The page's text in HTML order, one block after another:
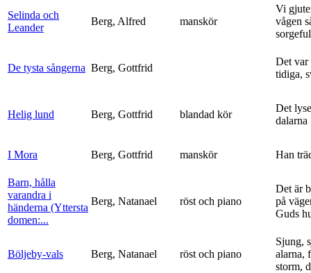
Selinda och
Leander
Berg, Alfred manskör
Vi
vågen
De tysta sångerna Berg, Gottfrid
Det var
tidiga,
Helig lund Berg, Gottfrid blandad kör
Det
dalarna
I Mora Berg, Gottfrid manskör Han
Barn, hålla
varandra i
händerna (Yttersta
domen:...
Berg, Natanael röst och piano
Det är
på
Guds
Böljeby-vals Berg, Natanael röst och piano
Sjung,
alarna,
storm,